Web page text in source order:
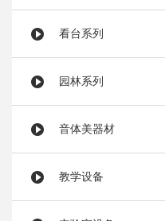
看台系列
园林系列
音体美器材
教学设备